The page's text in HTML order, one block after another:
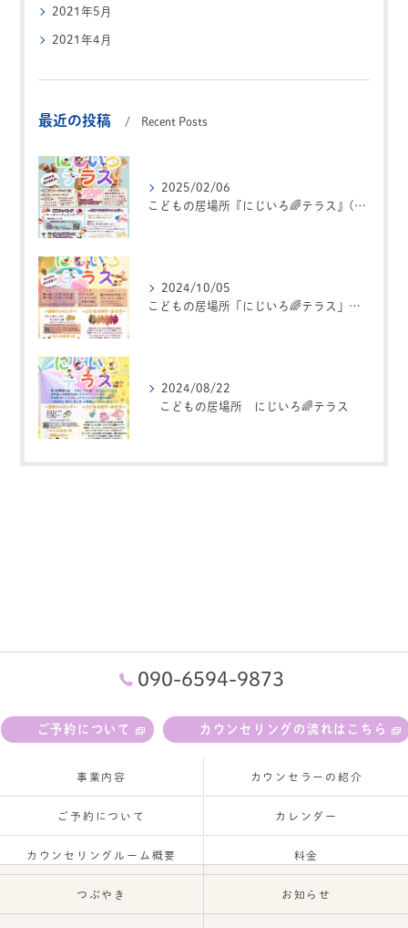
2021年5月
2021年4月
最近の投稿 Recent Posts
2025/02/06
こどもの居場所『にじいろ🌈テラス』(第4回め）
2024/10/05
こどもの居場所「にじいろ🌈テラス」第２回め
2024/08/22
こどもの居場所 にじいろ🌈テラス
090-6594-9873
ご予約について カウンセリングの流れはこちら
事業内容 カウンセラーの紹介
ご予約について カレンダー
カウンセリングルーム概要 料金
つぶやき お知らせ